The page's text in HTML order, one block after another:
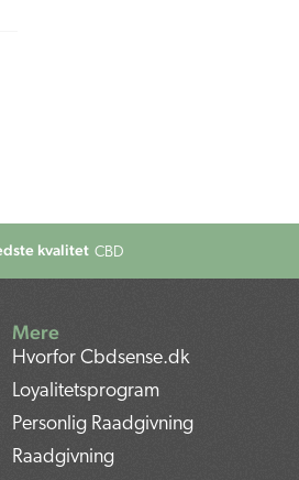
kvalitet CBD
Mere
Hvorfor Cbdsense.dk
Loyalitetsprogram
Personlig Raadgivning
Raadgivning